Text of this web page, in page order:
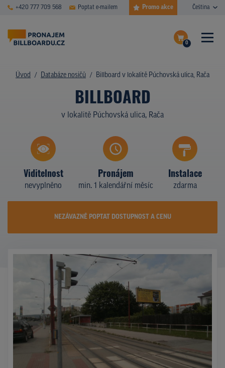
+420 777 709 568 Poptat e-mailem Promo akce Čeština
0
Dokončit poptávku
Zobrazit nosiče na mapě
ČASTÉ DOTAZY
DATABÁZE NOSIČŮ
PLOCHY V AKCI
CENY
Z PRAXE
KDO JSME
PROMO AKCE
Úvod Databáze nosičů Billboard v lokalitě Púchovská ulica, Rača
BILLBOARD
v lokalitě Púchovská ulica, Rača
Viditelnost
nevyplněno
Pronájem
min. 1 kalendářní měsíc
Instalace
zdarma
NEZÁVAZNĚ POPTAT DOSTUPNOST A CENU